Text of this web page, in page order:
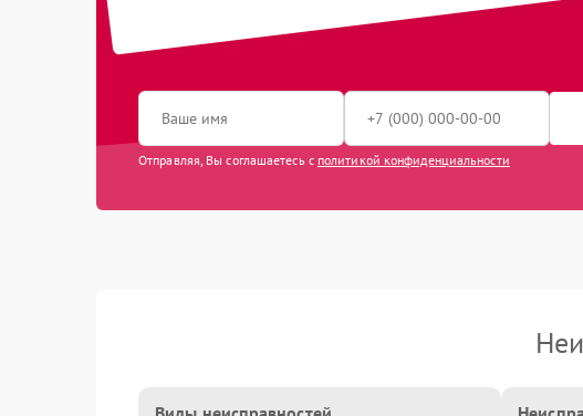
Отправляя, Вы соглашаетесь с политикой конфиденциальности